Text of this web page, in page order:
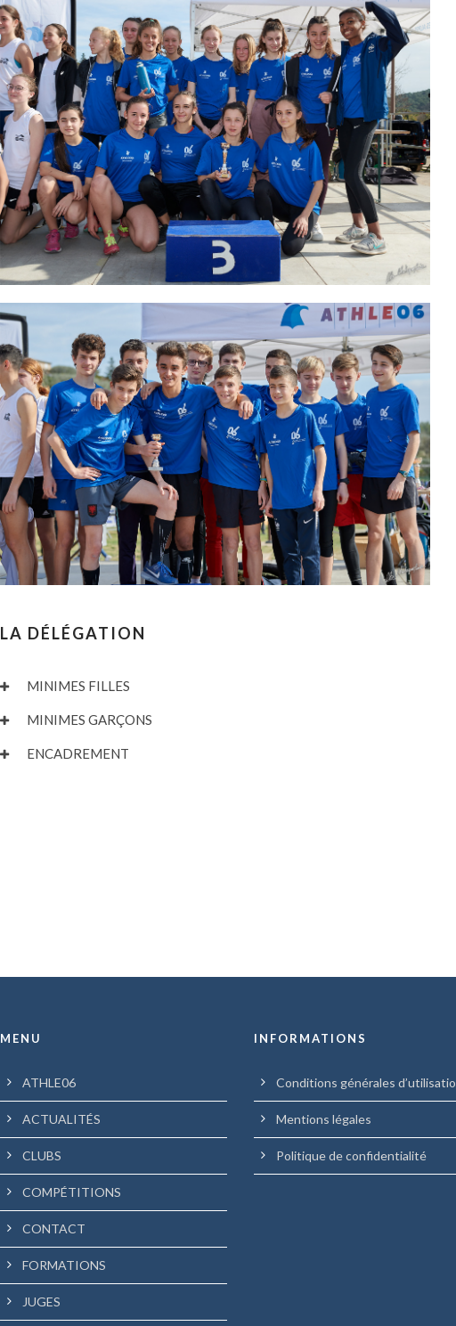
LA DÉLÉGATION
MINIMES FILLES
MINIMES GARÇONS
ENCADREMENT
MENU
ATHLE06
ACTUALITÉS
CLUBS
COMPÉTITIONS
CONTACT
FORMATIONS
JUGES
INFORMATIONS
Conditions générales
Mentions légales
Politique de confidentialité